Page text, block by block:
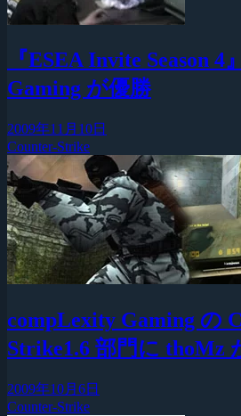
『ESEA Invite Season
Gaming が優勝
2009年11月10日
Counter-Strike
compLexity Gaming の
Strike1.6 部門に thoMz
2009年10月6日
Counter-Strike